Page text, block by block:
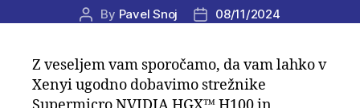
Post
By Pavel Snoj
Post08/11/2024
Z veseljem vam sporočamo, da vam lahko v
Xenyi ugodno dobavimo strežnike